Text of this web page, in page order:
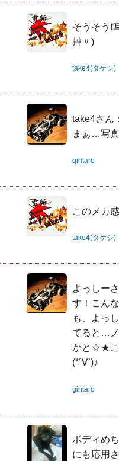
そうそう
艸〃)
take4(タケシ)
take4さ
まぁ…写
gintaro
このメカ
take4(タケシ)
よっしー
す！こん
も、よっ
てると…ノ
かと☆★こ
(*´∀`)♪
gintaro
ボディめ
にも応用